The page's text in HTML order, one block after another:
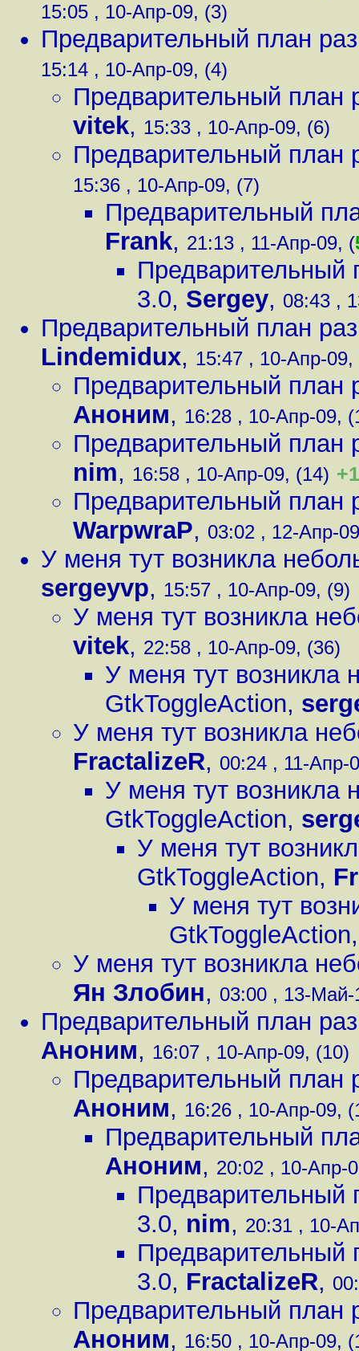
15:05 , 10-Апр-09, (3)
Предварительный план
15:14 , 10-Апр-09, (4)
Предварительный план
vitek, 15:33 , 10-Апр-09, (6)
Предварительный план
15:36 , 10-Апр-09, (7)
Предварительный
Frank, 21:13 , 11-Апр-09, (
Предварительный
3.0, Sergey, 08:43 ,
Предварительный план
Lindemidux, 15:47 , 10-Апр-09,
Предварительный план
Аноним, 16:28 , 10-Апр-09,
Предварительный план
nim, 16:58 , 10-Апр-09, (14) +1
Предварительный план
WarpwraP, 03:02 , 12-Апр-
У меня тут возникла
sergeyvp, 15:57 , 10-Апр-09, (9)
У меня тут возникла
vitek, 22:58 , 10-Апр-09, (36)
У меня тут возникла
GtkToggleAction,
У меня тут возникла
FractalizeR, 00:24 , 11-Апр-
У меня тут возникла
GtkToggleAction,
У меня тут
GtkToggleAction,
У меня тут
GtkToggleAction
У меня тут возникла
Ян Злобин, 03:00 , 13-Май-
Предварительный план
Аноним, 16:07 , 10-Апр-09, (10)
Предварительный план
Аноним, 16:26 , 10-Апр-09,
Предварительный
Аноним, 20:02 , 10-Апр-
Предварительный
3.0, nim, 20:31 , 10-
Предварительный
3.0, FractalizeR,
Предварительный план
Аноним, 16:50 , 10-Апр-09,